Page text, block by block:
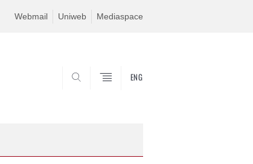
Webmail Uniweb Mediaspace
ENG